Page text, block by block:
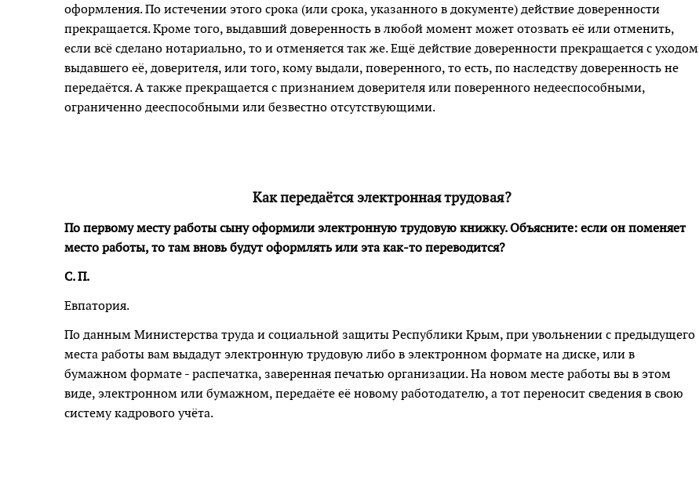
оформления. По истечении этого срока (или срока, указанного в документе) действие доверенности
прекращается. Кроме того, выдавший доверенность в любой момент может отозвать её или отменить,
если всё сделано нотариально, то и отменяется так же. Ещё действие доверенности прекращается с уходом
выдавшего её, доверителя, или того, кому выдали, поверенного, то есть, по наследству доверенность не
передаётся. А также прекращается с признанием доверителя или поверенного недееспособными,
ограниченно дееспособными или безвестно отсутствующими.
Как передаётся электронная трудовая?
По первому месту работы сыну оформили электронную трудовую книжку. Объясните: если он поменяет
место работы, то там вновь будут оформлять или эта как-то переводится?
С. П.
Евпатория.
По данным Министерства труда и социальной защиты Республики Крым, при увольнении с предыдущего
места работы вам выдадут электронную трудовую либо в электронном формате на диске, или в
бумажном формате - распечатка, заверенная печатью организации. На новом месте работы вы в этом
виде, электронном или бумажном, передаёте её новому работодателю, а тот переносит сведения в свою
систему кадрового учёта.